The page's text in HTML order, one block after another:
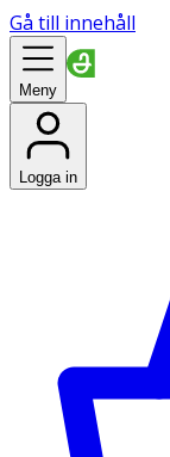
Gå till innehåll
Meny
Logga in